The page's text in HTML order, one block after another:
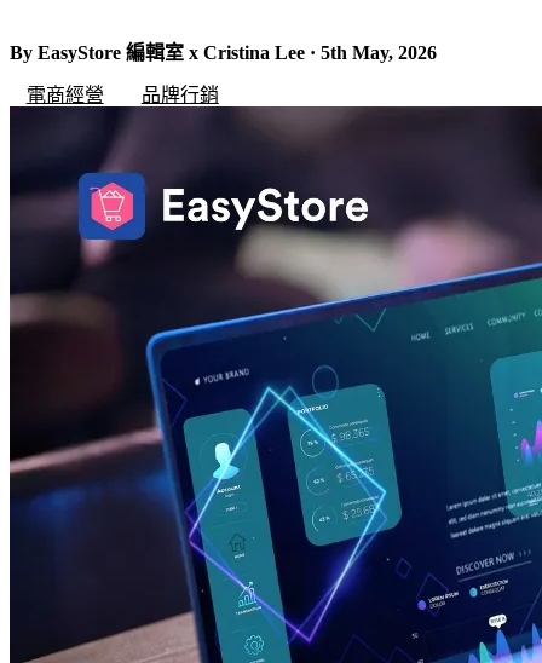
By EasyStore 編輯室 x Cristina Lee · 5th May, 2026
電商經營 品牌行銷